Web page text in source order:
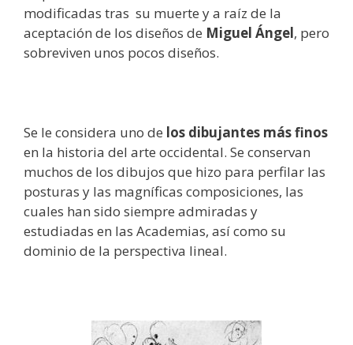
modificadas tras su muerte y a raíz de la
aceptación de los diseños de Miguel Ángel, pero
sobreviven unos pocos diseños.
Se le considera uno de los dibujantes más finos
en la historia del arte occidental. Se conservan
muchos de los dibujos que hizo para perfilar las
posturas y las magníficas composiciones, las
cuales han sido siempre admiradas y
estudiadas en las Academias, así como su
dominio de la perspectiva lineal.